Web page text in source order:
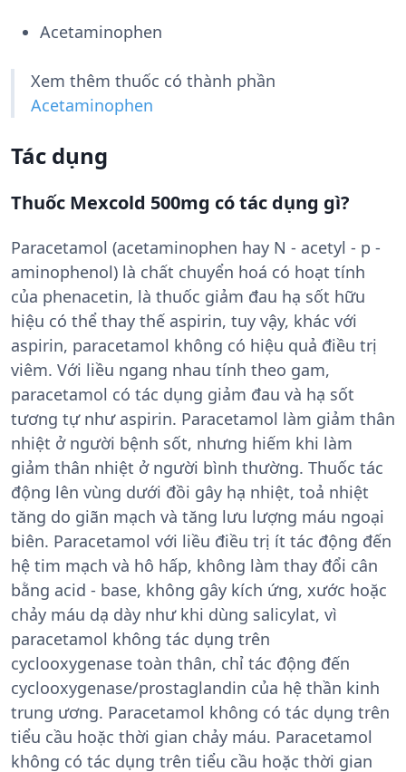
Acetaminophen
Xem thêm thuốc có thành phần
Acetaminophen
Tác dụng
Thuốc Mexcold 500mg có tác dụng gì?
Paracetamol (acetaminophen hay N - acetyl - p -
aminophenol) là chất chuyển hoá có hoạt tính
của phenacetin, là thuốc giảm đau hạ sốt hữu
hiệu có thể thay thế aspirin, tuy vậy, khác với
aspirin, paracetamol không có hiệu quả điều trị
viêm. Với liều ngang nhau tính theo gam,
paracetamol có tác dụng giảm đau và hạ sốt
tương tự như aspirin. Paracetamol làm giảm thân
nhiệt ở người bệnh sốt, nhưng hiếm khi làm
giảm thân nhiệt ở người bình thường. Thuốc tác
động lên vùng dưới đồi gây hạ nhiệt, toả nhiệt
tăng do giãn mạch và tăng lưu lượng máu ngoại
biên. Paracetamol với liều điều trị ít tác động đến
hệ tim mạch và hô hấp, không làm thay đổi cân
bằng acid - base, không gây kích ứng, xước hoặc
chảy máu dạ dày như khi dùng salicylat, vì
paracetamol không tác dụng trên
cyclooxygenase toàn thân, chỉ tác động đến
cyclooxygenase/prostaglandin của hệ thần kinh
trung ương. Paracetamol không có tác dụng trên
tiểu cầu hoặc thời gian chảy máu. Paracetamol
không có tác dụng trên tiểu cầu hoặc thời gian